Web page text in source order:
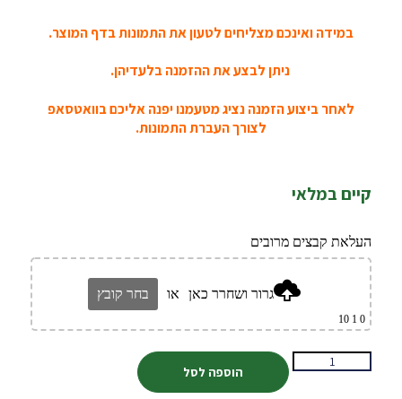
במידה ואינכם מצליחים לטעון את התמונות בדף המוצר.
ניתן לבצע את ההזמנה בלעדיהן.
לאחר ביצוע הזמנה נציג מטעמנו יפנה אליכם בוואטסאפ
לצורך העברת התמונות.
קיים במלאי
העלאת קבצים מרובים
גרור ושחרר כאן או בחר קובץ
0
1 10
הוספה לסל